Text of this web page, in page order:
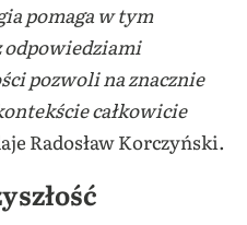
pomaga w tym
odpowiedziami
pozwoli na znacznie
całkowicie
Radosław Korczyński.